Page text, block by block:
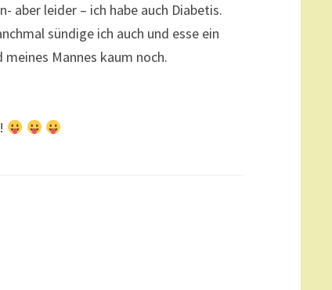
aber leider – ich habe auch Diabetis.
sündige ich auch und esse ein
Mannes kaum noch.